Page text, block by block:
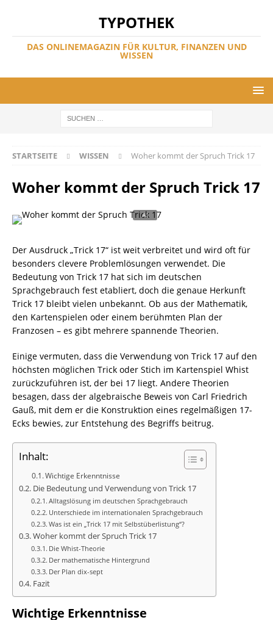
TYPOTHEK
DAS ONLINEMAGAZIN FÜR KULTUR, FINANZEN UND
WISSEN
STARTSEITE WISSEN Woher kommt der Spruch Trick 17
Woher kommt der Spruch Trick 17
Der Ausdruck „Trick 17“ ist weit verbreitet und wird oft für
besonders clevere Problemlösungen verwendet. Die
Bedeutung von Trick 17 hat sich im deutschen
Sprachgebrauch fest etabliert, doch die genaue Herkunft
Trick 17 bleibt vielen unbekannt. Ob aus der Mathematik,
den Kartenspielen oder einem berühmten Plan der
Franzosen – es gibt mehrere spannende Theorien.
Einige vermuten, dass die Verwendung von Trick 17 auf den
höchsten möglichen Trick oder Stich im Kartenspiel Whist
zurückzuführen ist, der bei 17 liegt. Andere Theorien
besagen, dass der algebraische Beweis von Carl Friedrich
Gauß, mit dem er die Konstruktion eines regelmäßigen 17-
Ecks bewies, zur Entstehung des Begriffs beitrug.
Inhalt:
Wichtige Erkenntnisse
Die Bedeutung und Verwendung von Trick 17
Alltagslösung im deutschen Sprachgebrauch
Unterschiede im internationalen Sprachgebrauch
Was ist ein „Trick 17 mit Selbstüberlistung“?
Woher kommt der Spruch Trick 17
Die Whist-Theorie
Der mathematische Hintergrund
Der Plan dix-sept
Fazit
Wichtige Erkenntnisse